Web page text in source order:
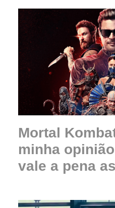
Mortal
minha
vale a pena